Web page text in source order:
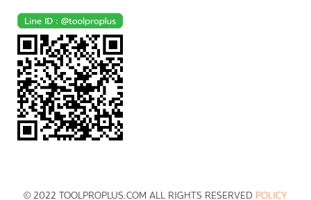
© 2022 TOOLPROPLUS.COM ALL RIGHTS RESERVED POLICY